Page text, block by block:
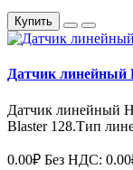
Купить
Датчик линейный
Датчик линейный
Blaster 128.Тип
0.00₽ Без НДС: